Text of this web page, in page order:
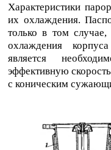
Характеристики
их охлаждения.
только в том случае,
охлаждения
является
эффективную
с коническим